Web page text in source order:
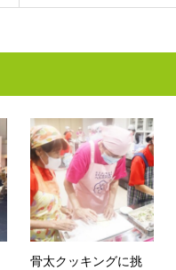
骨太クッキングに挑